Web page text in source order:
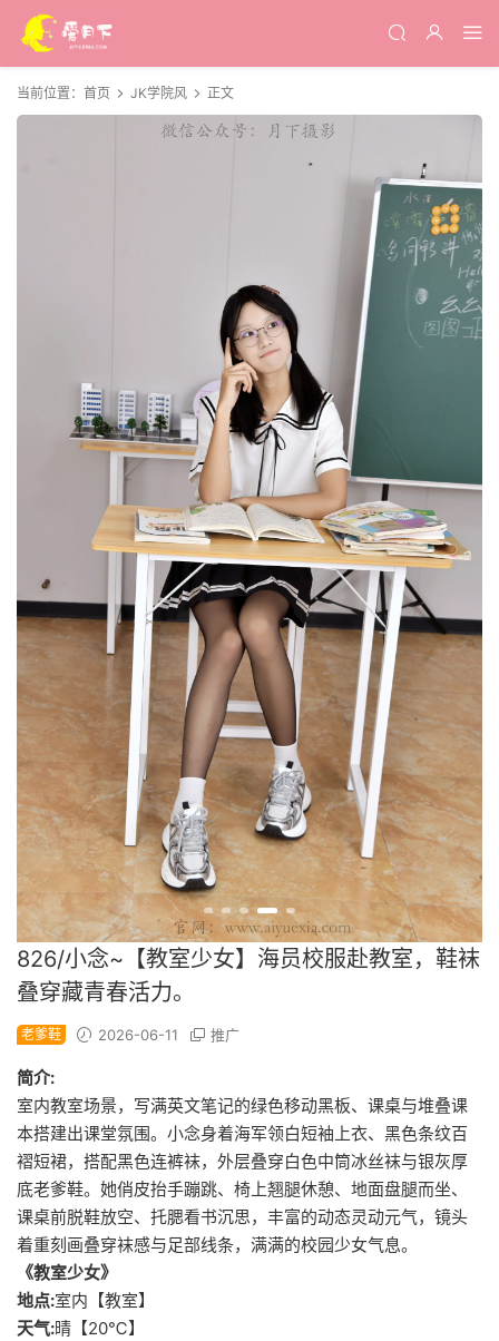
当前位置： 首页 JK学院风 正文
826/小念~【教室少女】海员校服赴教室，鞋袜
叠穿藏青春活力。
老爹鞋 2026-06-11 推广
简介:
室内教室场景，写满英文笔记的绿色移动黑板、课桌与堆叠课
本搭建出课堂氛围。小念身着海军领白短袖上衣、黑色条纹百
褶短裙，搭配黑色连裤袜，外层叠穿白色中筒冰丝袜与银灰厚
底老爹鞋。她俏皮抬手蹦跳、椅上翘腿休憩、地面盘腿而坐、
课桌前脱鞋放空、托腮看书沉思，丰富的动态灵动元气，镜头
着重刻画叠穿袜感与足部线条，满满的校园少女气息。
《教室少女》
地点:室内【教室】
天气:晴【20℃】